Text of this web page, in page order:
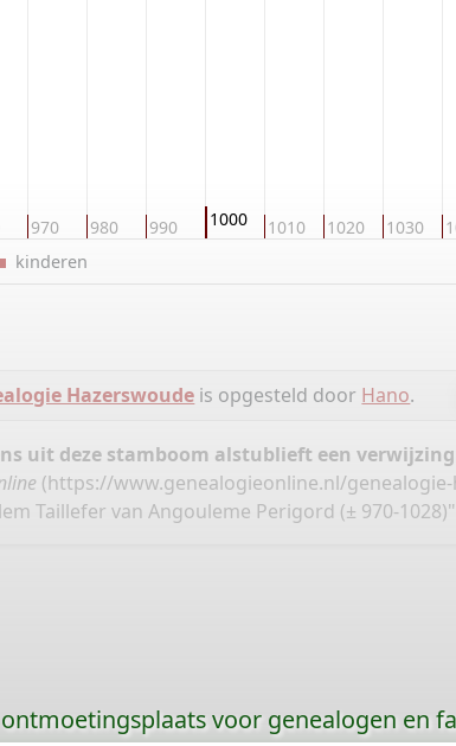
970 980 990 1000 1010 1020 1030
kinderen
Hazerswoude is opgesteld door Hano.
uit deze stamboom alstublieft een
(https://www.genealogieonline.nl/
Taillefer van Angouleme Perigord (± 970-
voor genealogen en